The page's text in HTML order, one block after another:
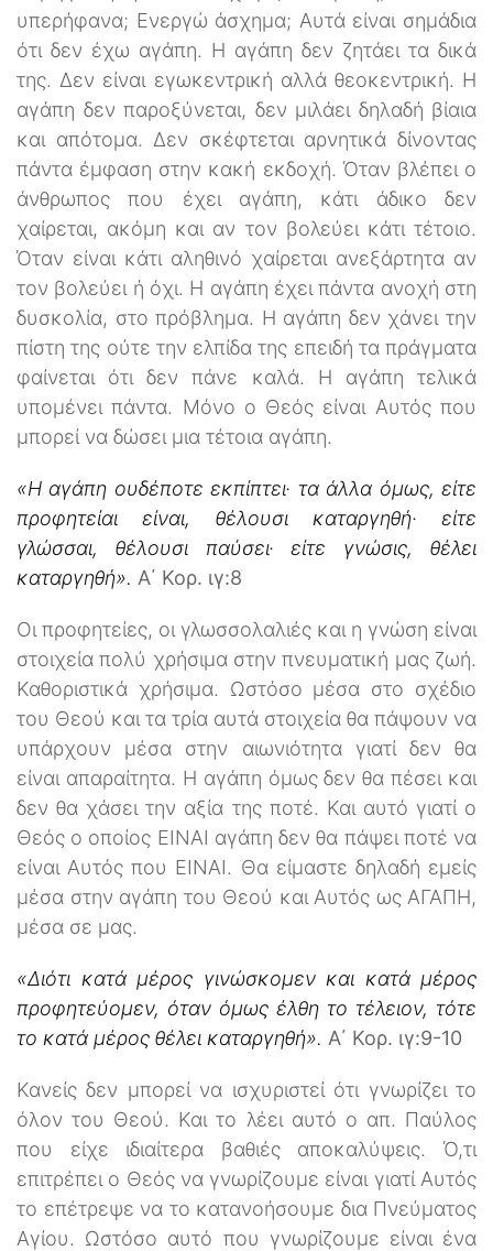
υπερήφανα; Ενεργώ άσχημα; Αυτά είναι σημάδια
ότι δεν έχω αγάπη. Η αγάπη δεν ζητάει τα δικά
της. Δεν είναι εγωκεντρική αλλά θεοκεντρική. Η
αγάπη δεν παροξύνεται, δεν μιλάει δηλαδή βίαια
και απότομα. Δεν σκέφτεται αρνητικά δίνοντας
πάντα έμφαση στην κακή εκδοχή. Όταν βλέπει ο
άνθρωπος που έχει αγάπη, κάτι άδικο δεν
χαίρεται, ακόμη και αν τον βολεύει κάτι τέτοιο.
Όταν είναι κάτι αληθινό χαίρεται ανεξάρτητα αν
τον βολεύει ή όχι. Η αγάπη έχει πάντα ανοχή στη
δυσκολία, στο πρόβλημα. Η αγάπη δεν χάνει την
πίστη της ούτε την ελπίδα της επειδή τα πράγματα
φαίνεται ότι δεν πάνε καλά. Η αγάπη τελικά
υπομένει πάντα. Μόνο ο Θεός είναι Αυτός που
μπορεί να δώσει μια τέτοια αγάπη.
«Η αγάπη ουδέποτε εκπίπτει· τα άλλα όμως, είτε
προφητείαι είναι, θέλουσι καταργηθή· είτε
γλώσσαι, θέλουσι παύσει· είτε γνώσις, θέλει
καταργηθή». Α΄ Κορ. ιγ:8
Οι προφητείες, οι γλωσσολαλιές και η γνώση είναι
στοιχεία πολύ χρήσιμα στην πνευματική μας ζωή.
Καθοριστικά χρήσιμα. Ωστόσο μέσα στο σχέδιο
του Θεού και τα τρία αυτά στοιχεία θα πάψουν να
υπάρχουν μέσα στην αιωνιότητα γιατί δεν θα
είναι απαραίτητα. Η αγάπη όμως δεν θα πέσει και
δεν θα χάσει την αξία της ποτέ. Και αυτό γιατί ο
Θεός ο οποίος ΕΙΝΑΙ αγάπη δεν θα πάψει ποτέ να
είναι Αυτός που ΕΙΝΑΙ. Θα είμαστε δηλαδή εμείς
μέσα στην αγάπη του Θεού και Αυτός ως ΑΓΑΠΗ,
μέσα σε μας.
«Διότι κατά μέρος γινώσκομεν και κατά μέρος
προφητεύομεν, όταν όμως έλθη το τέλειον, τότε
το κατά μέρος θέλει καταργηθή». Α΄ Κορ. ιγ:9-10
Κανείς δεν μπορεί να ισχυριστεί ότι γνωρίζει το
όλον του Θεού. Και το λέει αυτό ο απ. Παύλος
που είχε ιδιαίτερα βαθιές αποκαλύψεις. Ό,τι
επιτρέπει ο Θεός να γνωρίζουμε είναι γιατί Αυτός
το επέτρεψε να το κατανοήσουμε δια Πνεύματος
Αγίου. Ωστόσο αυτό που γνωρίζουμε είναι ένα